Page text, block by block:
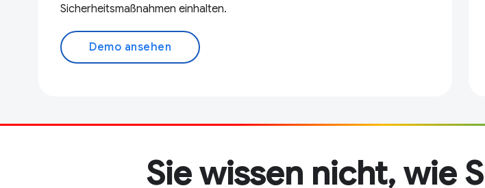
Sicherheitsmaßnahmen einhalten.
Demo ansehen
Sie wissen nicht, wie